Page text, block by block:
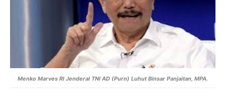
Menko Marves RI Jenderal TNI AD (Purn) Luhut Binsar Panjaitan, MPA.